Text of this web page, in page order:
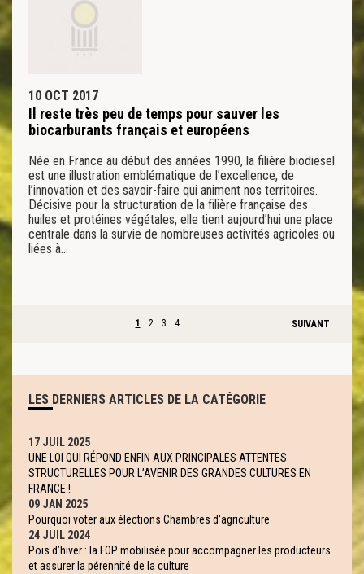
10 OCT 2017
Il reste très peu de temps pour sauver les
biocarburants français et européens
Née en France au début des années 1990, la filière biodiesel
est une illustration emblématique de l’excellence, de
l’innovation et des savoir-faire qui animent nos territoires.
Décisive pour la structuration de la filière française des
huiles et protéines végétales, elle tient aujourd’hui une place
centrale dans la survie de nombreuses activités agricoles ou
liées à…
1 2 3 4 SUIVANT
LES DERNIERS ARTICLES DE LA CATÉGORIE
17 JUIL 2025
UNE LOI QUI RÉPOND ENFIN AUX PRINCIPALES ATTENTES
STRUCTURELLES POUR L’AVENIR DES GRANDES CULTURES EN
FRANCE !
09 JAN 2025
Pourquoi voter aux élections Chambres d'agriculture
24 JUIL 2024
Pois d’hiver : la FOP mobilisée pour accompagner les producteurs
et assurer la pérennité de la culture